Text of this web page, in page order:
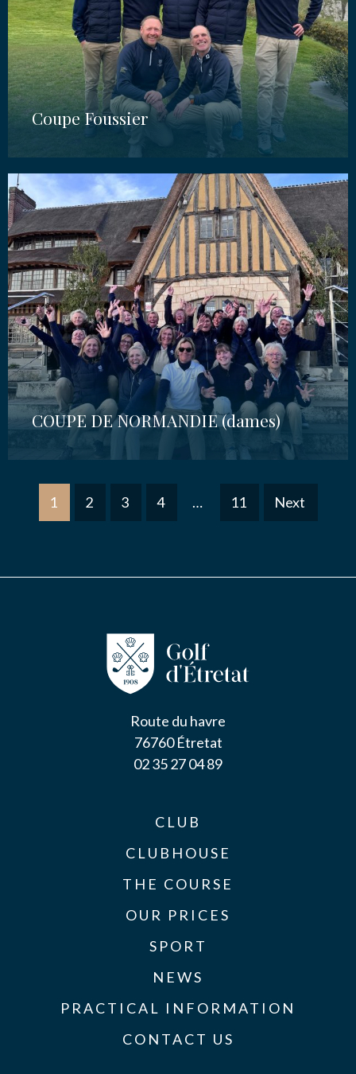
Coupe Foussier
COUPE DE NORMANDIE (dames)
1 2 3 4 … 11 Next
Route du havre
76760 Étretat
02 35 27 04 89
CLUB
CLUBHOUSE
THE COURSE
OUR PRICES
SPORT
NEWS
PRACTICAL INFORMATION
CONTACT US